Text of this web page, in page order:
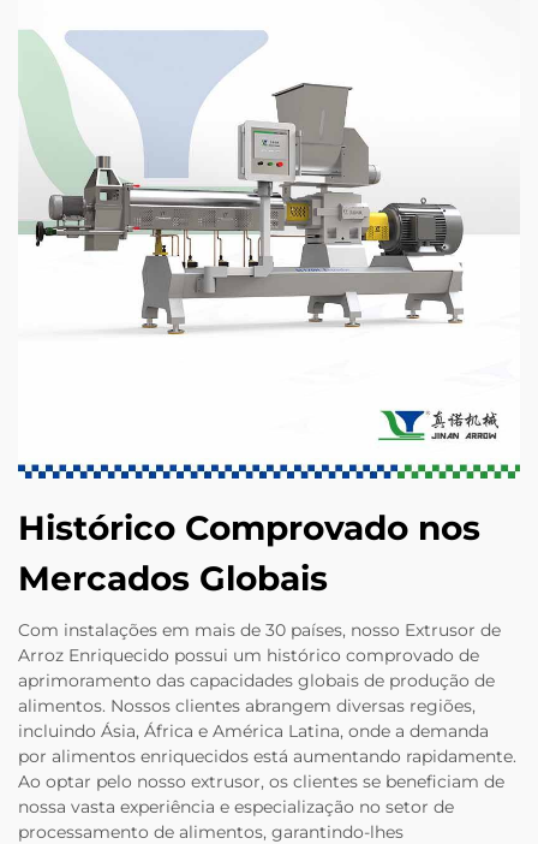
Histórico Comprovado nos
Mercados Globais
Com instalações em mais de 30 países, nosso Extrusor de
Arroz Enriquecido possui um histórico comprovado de
aprimoramento das capacidades globais de produção de
alimentos. Nossos clientes abrangem diversas regiões,
incluindo Ásia, África e América Latina, onde a demanda
por alimentos enriquecidos está aumentando rapidamente.
Ao optar pelo nosso extrusor, os clientes se beneficiam de
nossa vasta experiência e especialização no setor de
processamento de alimentos, garantindo-lhes